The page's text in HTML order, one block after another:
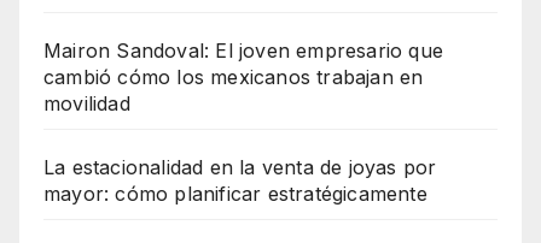
Mairon Sandoval: El joven empresario que
cambió cómo los mexicanos trabajan en
movilidad
La estacionalidad en la venta de joyas por
mayor: cómo planificar estratégicamente